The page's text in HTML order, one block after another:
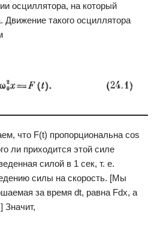
осциллятора, на который
Движение такого осциллятора
что F(t) пропорциональна cos
ли приходится этой силе
силой в 1 сек, т. е.
силы на скорость. [Мы
за время dt, равна Fdx, а
Значит,